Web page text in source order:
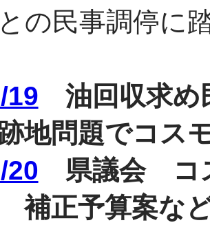
の民事調停に
19 油回収求め
地問題でコス
20 県議会 コ
補正予算案な